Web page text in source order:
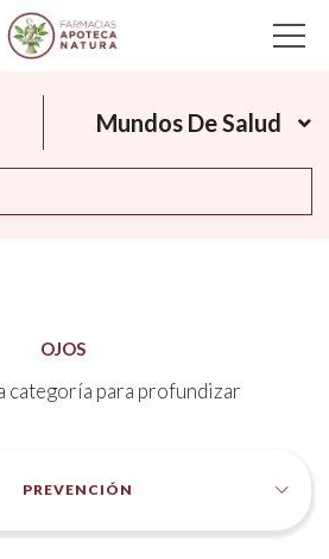
Mundos De Salud
OJOS
categoría para profundizar
PREVENCIÓN